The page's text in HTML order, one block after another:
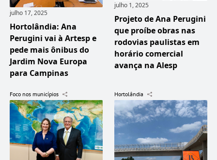
julho 17, 2025
Hortolândia: Ana
Perugini vai à Artesp e
pede mais ônibus do
Jardim Nova Europa
para Campinas
julho 1, 2025
Projeto de Ana Perugini
que proíbe obras nas
rodovias paulistas em
horário comercial
avança na Alesp
Foco nos municípios Hortolândia